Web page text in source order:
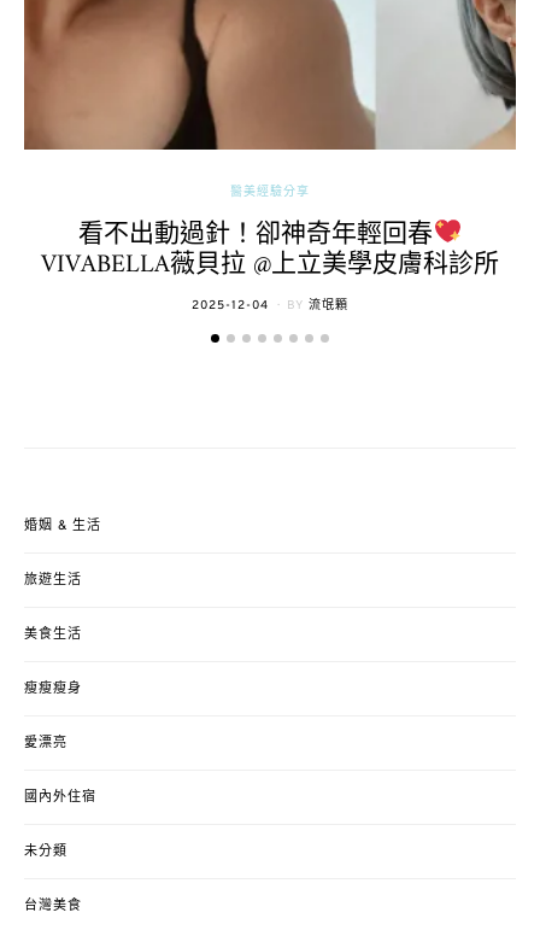
醫美經驗分享
看不出動過針！卻神奇年輕回春
VIVABELLA薇貝拉 @上立美學皮膚科診所
POSTED
2025-12-04 BY 流氓顆
婚姻 & 生活
旅遊生活
美食生活
瘦瘦瘦身
愛漂亮
國內外住宿
未分類
台灣美食